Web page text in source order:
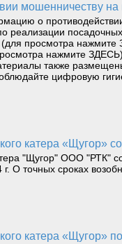
мошенничеству
о
реализации
просмотра нажмите
нажмите ЗДЕСЬ).
также
цифровую
катера
"Щугор" ООО "РТК"
О точных сроках
катера